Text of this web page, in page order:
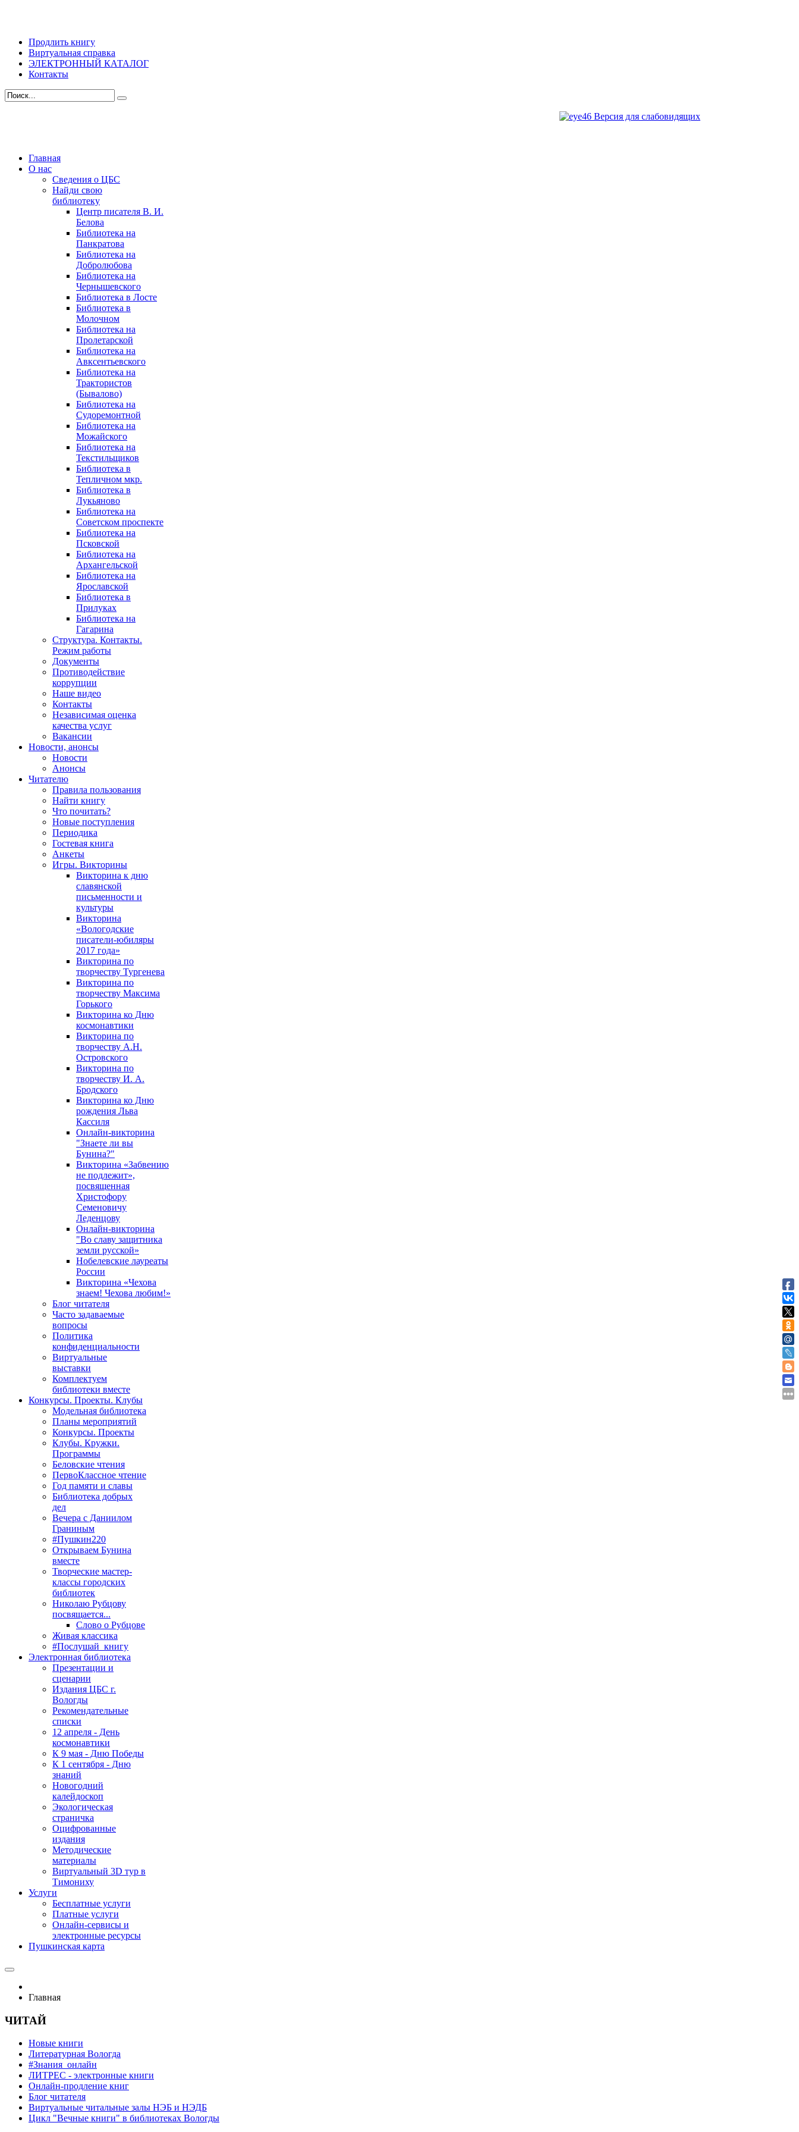
Продлить книгу
Виртуальная справка
ЭЛЕКТРОННЫЙ КАТАЛОГ
Контакты
Версия для слабовидящих
Главная
О нас
Сведения о ЦБС
Найди свою
библиотеку
Центр писателя В. И.
Белова
Библиотека на
Панкратова
Библиотека на
Добролюбова
Библиотека на
Чернышевского
Библиотека в Лосте
Библиотека в
Молочном
Библиотека на
Пролетарской
Библиотека на
Авксентьевского
Библиотека на
Трактористов
(Бывалово)
Библиотека на
Судоремонтной
Библиотека на
Можайского
Библиотека на
Текстильщиков
Библиотека в
Тепличном мкр.
Библиотека в
Лукьяново
Библиотека на
Советском проспекте
Библиотека на
Псковской
Библиотека на
Архангельской
Библиотека на
Ярославской
Библиотека в
Прилуках
Библиотека на
Гагарина
Структура. Контакты.
Режим работы
Документы
Противодействие
коррупции
Наше видео
Контакты
Независимая оценка
качества услуг
Вакансии
Новости, анонсы
Новости
Анонсы
Читателю
Правила пользования
Найти книгу
Что почитать?
Новые поступления
Периодика
Гостевая книга
Анкеты
Игры. Викторины
Викторина к дню
славянской
письменности и
культуры
Викторина
«Вологодские
писатели-юбиляры
2017 года»
Викторина по
творчеству Тургенева
Викторина по
творчеству Максима
Горького
Викторина ко Дню
космонавтики
Викторина по
творчеству А.Н.
Островского
Викторина по
творчеству И. А.
Бродского
Викторина ко Дню
рождения Льва
Кассиля
Онлайн-викторина
"Знаете ли вы
Бунина?"
Викторина «Забвению
не подлежит»,
посвященная
Христофору
Семеновичу
Леденцову
Онлайн-викторина
"Во славу защитника
земли русской»
Нобелевские лауреаты
России
Викторина «Чехова
знаем! Чехова любим!»
Блог читателя
Часто задаваемые
вопросы
Политика
конфиденциальности
Виртуальные
выставки
Комплектуем
библиотеки вместе
Конкурсы. Проекты. Клубы
Модельная библиотека
Планы мероприятий
Конкурсы. Проекты
Клубы. Кружки.
Программы
Беловские чтения
ПервоКлассное чтение
Год памяти и славы
Библиотека добрых
дел
Вечера с Даниилом
Граниным
#Пушкин220
Открываем Бунина
вместе
Творческие мастер-
классы городских
библиотек
Николаю Рубцову
посвящается...
Слово о Рубцове
Живая классика
#Послушай_книгу
Электронная библиотека
Презентации и
сценарии
Издания ЦБС г.
Вологды
Рекомендательные
списки
12 апреля - День
космонавтики
К 9 мая - Дню Победы
К 1 сентября - Дню
знаний
Новогодний
калейдоскоп
Экологическая
страничка
Оцифрованные
издания
Методические
материалы
Виртуальный 3D тур в
Тимониху
Услуги
Бесплатные услуги
Платные услуги
Онлайн-сервисы и
электронные ресурсы
Пушкинская карта
Главная
ЧИТАЙ
Новые книги
Литературная Вологда
#Знания_онлайн
ЛИТРЕС - электронные книги
Онлайн-продление книг
Блог читателя
Виртуальные читальные залы НЭБ и НЭДБ
Цикл "Вечные книги" в библиотеках Вологды